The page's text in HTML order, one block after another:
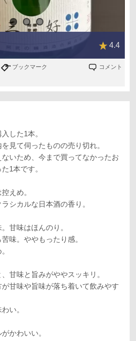
4.4
ブックマーク コメント
した1本。
見て伺ったものの売り切れ。
いため、今まで買ってなかったお
1本です。
えめ。
シカルな日本酒の香り。
甘味はほんのり。
味。ややもったり感。
甘味と旨みがややスッキリ。
甘味や旨味が落ち着いて飲みやす
い。
かわいい。